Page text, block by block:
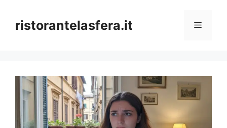
contentristorantelasfera.it Menu